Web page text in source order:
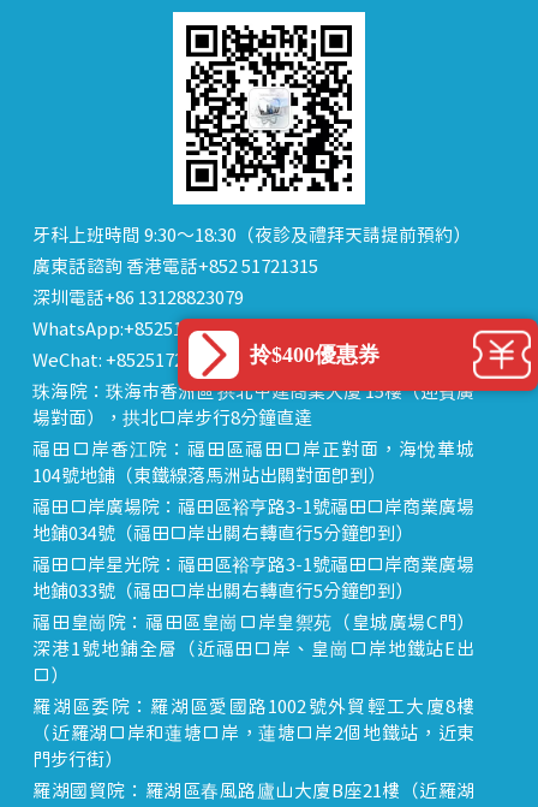
牙科上班時間 9:30～18:30（夜診及禮拜天請提前預約）
廣東話諮詢 香港電話+852 51721315
深圳電話+86 13128823079
WhatsApp:+85251721315
WeChat: +85251721315 or dentalhk
珠海院：珠海市香洲區 拱北中建商業大廈 15樓（迎賓廣
場對面），拱北口岸步行8分鐘直達
福田口岸香江院：福田區福田口岸正對面，海悅華城
104號地鋪（東鐵線落馬洲站出關對面即到）
福田口岸廣場院：福田區裕亨路3-1號福田口岸商業廣場
地鋪034號（福田口岸出關右轉直行5分鐘即到）
福田口岸星光院：福田區裕亨路3-1號福田口岸商業廣場
地鋪033號（福田口岸出關右轉直行5分鐘即到）
福田皇崗院：福田區皇崗口岸皇禦苑（皇城廣場C門）
深港1號地鋪全層（近福田口岸、皇崗口岸地鐵站E出
口）
羅湖區委院：羅湖區愛國路1002號外貿輕工大廈8樓
（近羅湖口岸和蓮塘口岸，蓮塘口岸2個地鐵站，近東
門步行街）
羅湖國貿院：羅湖區春風路廬山大廈B座21樓（近羅湖
拎$400優惠券